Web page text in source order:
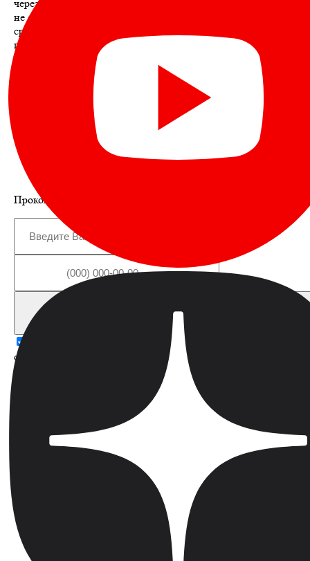
через интернет-банк или мобильное приложение (если доступ
не ограничен). Если онлайн-доступ закрыт, перевести
средства поможет оператор в отделении банка – для этого
потребуется паспорт.
Еще один способ – получение наличных через кассу банка.
Даже если карта заблокирована, сам счет может оставаться
активным, и тогда деньги можно снять при предъявлении
Почему карта может быть заблокирована?
Проконсультируйтесь с автором статьи по вашему вопросу
Получить консультацию
Я даю согласие на обработку персональных данных в
соответствии с
Политикой конфиденциальности
согласен(на) на получение информационных и